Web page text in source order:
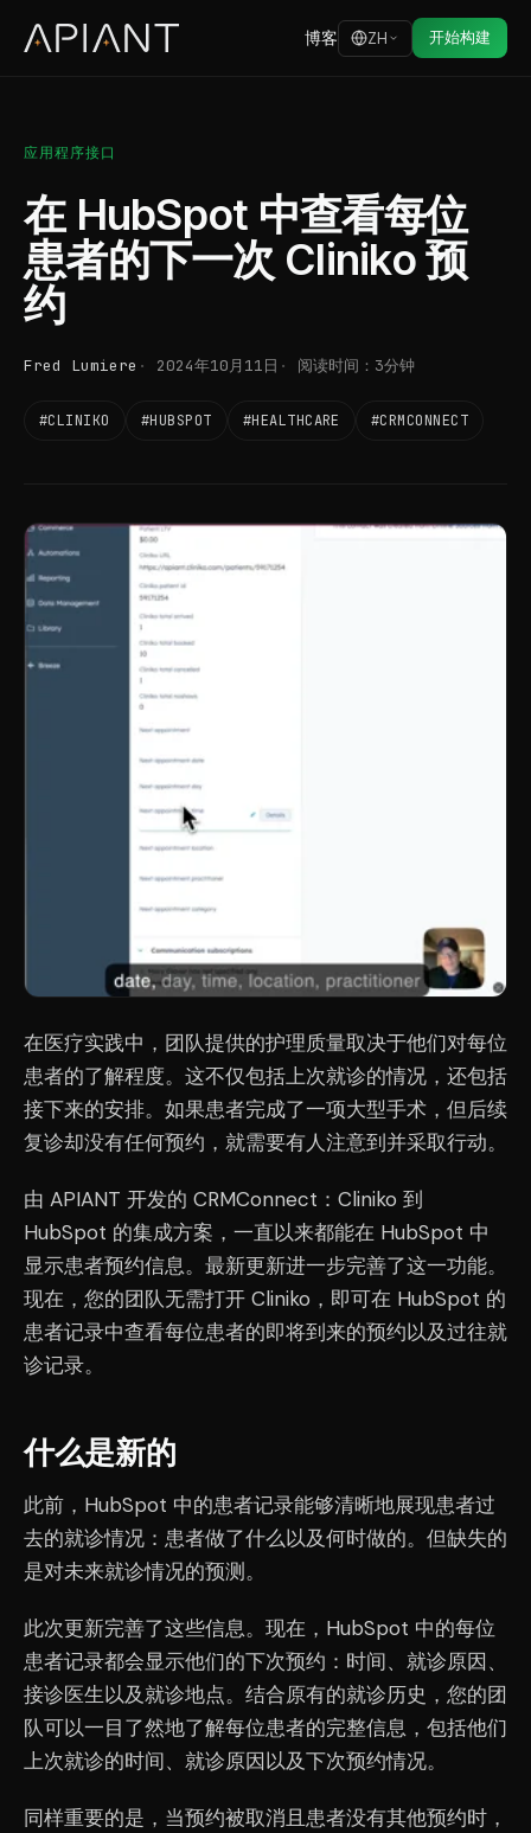
博客 ZH 开始构建
应用程序接口
在 HubSpot 中查看每位
患者的下一次 Cliniko 预
约
Fred Lumiere 2024年10月11日 阅读时间：3分钟
#CLINIKO #HUBSPOT #HEALTHCARE #CRMCONNECT
在医疗实践中，团队提供的护理质量取决于他们对每位
患者的了解程度。这不仅包括上次就诊的情况，还包括
接下来的安排。如果患者完成了一项大型手术，但后续
复诊却没有任何预约，就需要有人注意到并采取行动。
由 APIANT 开发的 CRMConnect：Cliniko 到
HubSpot 的集成方案，一直以来都能在 HubSpot 中
显示患者预约信息。最新更新进一步完善了这一功能。
现在，您的团队无需打开 Cliniko，即可在 HubSpot 的
患者记录中查看每位患者的即将到来的预约以及过往就
诊记录。
什么是新的
此前，HubSpot 中的患者记录能够清晰地展现患者过
去的就诊情况：患者做了什么以及何时做的。但缺失的
是对未来就诊情况的预测。
此次更新完善了这些信息。现在，HubSpot 中的每位
患者记录都会显示他们的下次预约：时间、就诊原因、
接诊医生以及就诊地点。结合原有的就诊历史，您的团
队可以一目了然地了解每位患者的完整信息，包括他们
上次就诊的时间、就诊原因以及下次预约情况。
同样重要的是，当预约被取消且患者没有其他预约时，